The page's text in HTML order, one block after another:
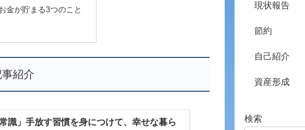
金が貯まる3つのこと
紹介
識」手放す習慣を身につけて、幸せな暮ら
現状報告
節約
自己紹介
資産形成
検索